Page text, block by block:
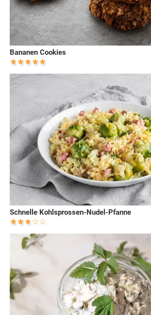
Bananen Cookies
Schnelle Kohlsprossen-Nudel-Pfanne